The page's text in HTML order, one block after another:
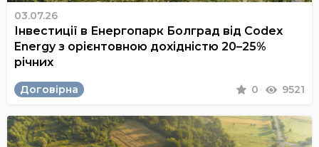
03.07.26
Інвестиції в Енергопарк Болград від Codex
Energy з орієнтовною дохідністю 20–25%
річних
Договірна 0 9521